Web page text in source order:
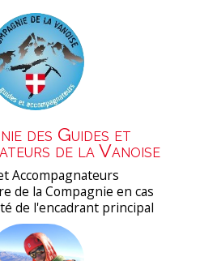
des Guides et
de la Vanoise
Accompagnateurs
de la Compagnie en cas
de l'encadrant principal